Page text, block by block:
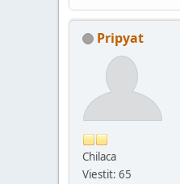
Pripyat
Chilaca
Viestit: 65